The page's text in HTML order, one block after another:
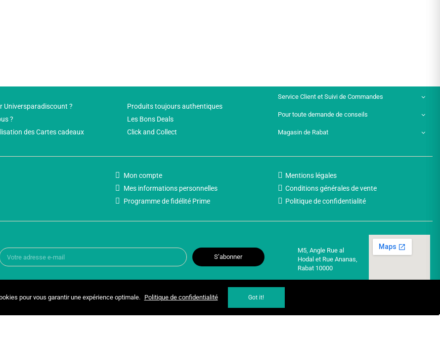
Universparadiscount ?
?
des Cartes cadeaux
Produits toujours authentiques
Les Bons Deals
Click and Collect
Service Client et Suivi de Commandes
Pour toute demande de conseils
Magasin de Rabat
Mon compte
Mes informations personnelles
Programme de fidélité Prime
Mentions légales
Conditions générales de vente
Politique de confidentialité
S’abonner
M5, Angle Rue al
Hodal et Rue Ananas,
Rabat 10000
Copyright © 2025 UNIVERSPARADISCOUNT
pour vous garantir une expérience optimale. Politique de confidentialité Got it!